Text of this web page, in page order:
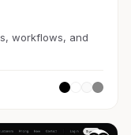
workflows, and